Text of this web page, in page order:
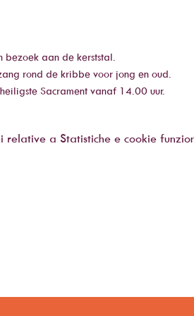
aan de kerststal.
rond de kribbe voor jong en oud.
Sacrament vanaf 14.00 uur.
a Statistiche e cookie